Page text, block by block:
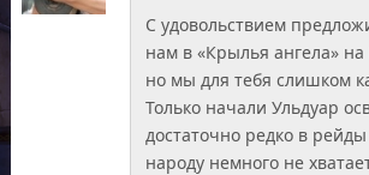
С удовольствием
нам в «Крылья ангела»
но мы для тебя слишком
Только начали Ульдуар
достаточно редко в
народу немного не